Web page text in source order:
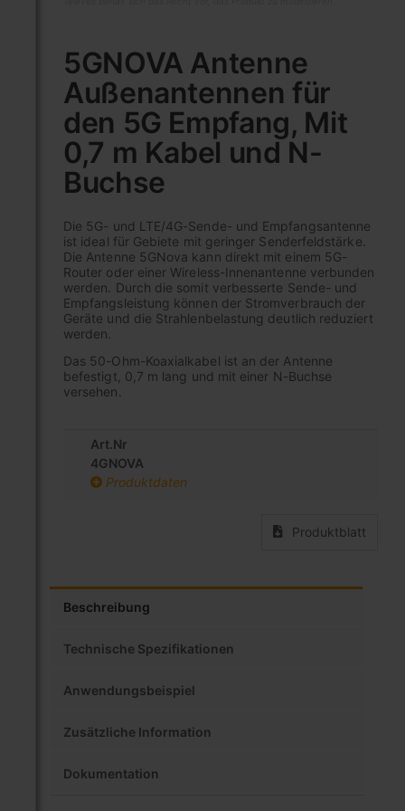
5GNOVA Antenne
Außenantennen für
den 5G Empfang, Mit
0,7 m Kabel und N-
Buchse
Die 5G- und LTE/4G-Sende- und Empfangsantenne
ist ideal für Gebiete mit geringer Senderfeldstärke.
Die Antenne 5GNova kann direkt mit einem 5G-
Router oder einer Wireless-Innenantenne verbunden
werden. Durch die somit verbesserte Sende- und
Empfangsleistung können der Stromverbrauch der
Geräte und die Strahlenbelastung deutlich reduziert
werden.
Das 50-Ohm-Koaxialkabel ist an der Antenne
befestigt, 0,7 m lang und mit einer N-Buchse
versehen.
Art.Nr
4GNOVA
Produktdaten
Produktblatt
der
Bildgalerie
springen
Beschreibung
Technische Spezifikationen
Anwendungsbeispiel
Zusätzliche Information
Dokumentation